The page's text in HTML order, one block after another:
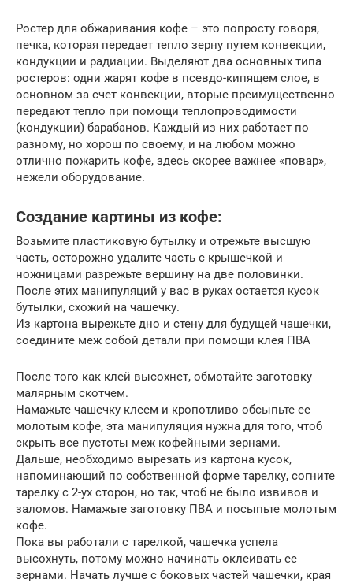
Ростер для обжаривания кофе – это попросту говоря,
печка, которая передает тепло зерну путем конвекции,
кондукции и радиации. Выделяют два основных типа
ростеров: одни жарят кофе в псевдо-кипящем слое, в
основном за счет конвекции, вторые преимущественно
передают тепло при помощи теплопроводимости
(кондукции) барабанов. Каждый из них работает по
разному, но хорош по своему, и на любом можно
отлично пожарить кофе, здесь скорее важнее «повар»,
нежели оборудование.
Создание картины из кофе:
Возьмите пластиковую бутылку и отрежьте высшую
часть, осторожно удалите часть с крышечкой и
ножницами разрежьте вершину на две половинки.
После этих манипуляций у вас в руках остается кусок
бутылки, схожий на чашечку.
Из картона вырежьте дно и стену для будущей чашечки,
соедините меж собой детали при помощи клея ПВА
После того как клей высохнет, обмотайте заготовку
малярным скотчем.
Намажьте чашечку клеем и кропотливо обсыпьте ее
молотым кофе, эта манипуляция нужна для того, чтоб
скрыть все пустоты меж кофейными зернами.
Дальше, необходимо вырезать из картона кусок,
напоминающий по собственной форме тарелку, согните
тарелку с 2-ух сторон, но так, чтоб не было извивов и
заломов. Намажьте заготовку ПВА и посыпьте молотым
кофе.
Пока вы работали с тарелкой, чашечка успела
высохнуть, потому можно начинать оклеивать ее
зернами. Начать лучше с боковых частей чашечки, края